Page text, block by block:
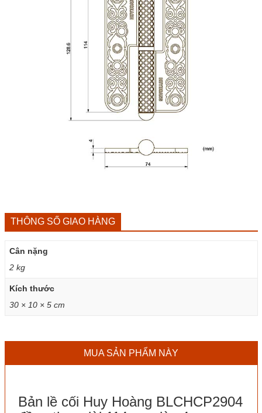
THÔNG SỐ GIAO HÀNG
Cân nặng
2 kg
Kích thước
30 × 10 × 5 cm
MUA SẢN PHẨM NÀY
Bản lề cối Huy Hoàng BLCHCP2904